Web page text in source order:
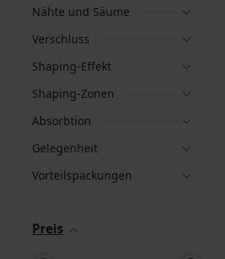
Nähte und Säume
Verschluss
Shaping-Effekt
Shaping-Zonen
Absorbtion
Gelegenheit
Vorteilspackungen
Preis